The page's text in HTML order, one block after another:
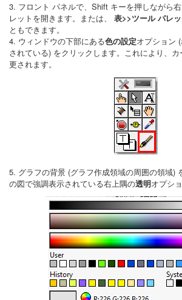
3. フロント パネルで、Shift キーを押しながら
レットを開きます。または、 表>>ツール パレ
ともできます。
4. ウィンドウの下部にある色の設定オプション
されている) をクリックします。これにより、
更されます。
5. グラフの背景 (グラフ作成領域の周囲の領域)
の図で強調表示されている右上隅の透明オプシ